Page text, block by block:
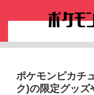
ポケモンピカチ
ク)の限定グッズ